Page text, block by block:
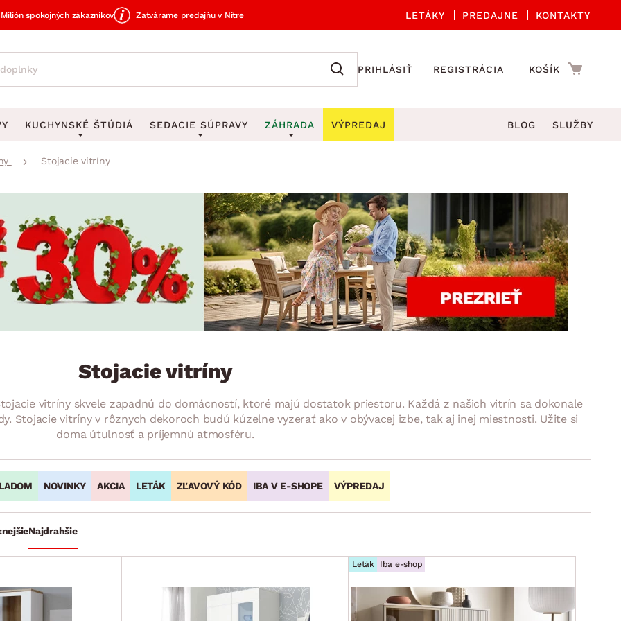
Milión spokojných zákazníkov Zatvárame predajňu v Nitre LETÁKY PREDAJNE KONTAKTY
PRIHLÁSIŤ REGISTRÁCIA KOŠÍK
DEKORÁCIE
Obrazy
Zrkadlá
Hodiny
Vázy
Zobrazit vše
Vešiaky na kľúče
Stojany na dáždniky
Stojany na noviny
Stojany na oblečenie
Zobrazit vše
Kuchynské príslušenstvo
Kúpeľňové doplnky
Záhradné doplnky
ZÁHRADNÉ DOPLNKY VIANOCE
KUCHYNSKÉ ŠTÚDIÁ SEDACIE SÚPRAVY
Rohové sedacie súpravy
Sedacie súpravy 3-2-1
Sedacie súpravy na mieru
ZÁHRADA
Záhradné stoličky a kreslá
Záhradné lavice
Záhradné stoly
Záhradné hojdačky
Záhradné lehátka
Záhradné doplnky
VÝPREDAJ BLOG SLUŽBY
Stojacie vitríny
Stojacie vitríny
vitríny skvele zapadnú do domácností, ktoré majú dostatok priestoru. Každá z našich vitrín sa dokonale
Stojacie vitríny v rôznych dekoroch budú kúzelne vyzerať ako v obývacej izbe, tak aj inej miestnosti. Užite si
doma útulnosť a príjemnú atmosféru.
NOVINKY AKCIA LETÁK ZĽAVOVÝ KÓD IBA V E-SHOPE VÝPREDAJ
Najdrahšie
Leták Iba e-shop